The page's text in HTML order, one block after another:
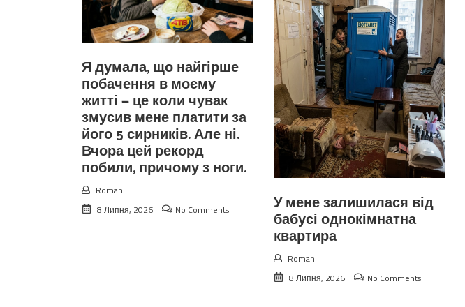
Я думала, що найгірше
побачення в моєму
житті — це коли чувак
змусив мене платити за
його 5 сирників. Але ні.
Вчора цей рекорд
побили, причому з ноги.
Roman
8 Липня, 2026
No Comments У мене залишилася від
бабусі однокімнатна
квартира
Roman
8 Липня, 2026
No Comments